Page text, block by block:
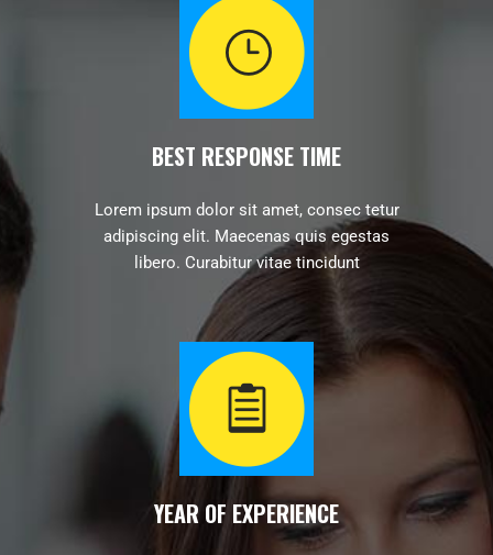
BEST RESPONSE TIME
Lorem ipsum dolor sit amet, consec tetur
adipiscing elit. Maecenas quis egestas
libero. Curabitur vitae tincidunt
YEAR OF EXPERIENCE